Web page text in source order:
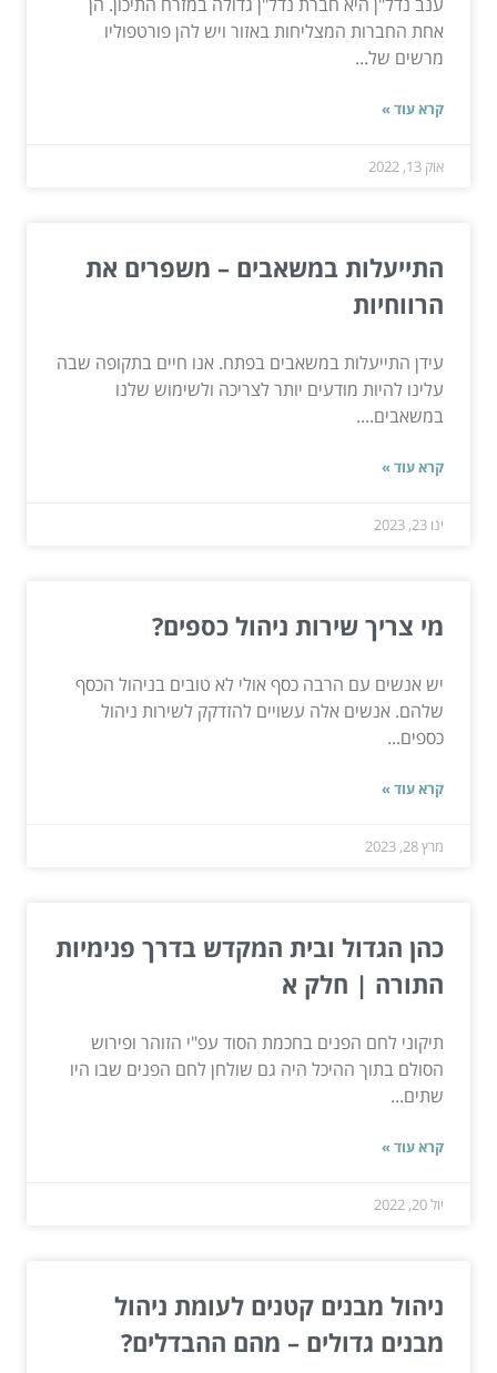
אחת החברות המצליחות באזור ויש להן פורטפוליו
מרשים של...
קרא עוד »
אוק 13, 2022
התייעלות במשאבים – משפרים את
הרווחיות
עידן התייעלות במשאבים בפתח. אנו חיים בתקופה שבה
עלינו להיות מודעים יותר לצריכה ולשימוש שלנו
במשאבים....
קרא עוד »
ינו 23, 2023
מי צריך שירות ניהול כספים?
יש אנשים עם הרבה כסף אולי לא טובים בניהול הכסף
שלהם. אנשים אלה עשויים להזדקק לשירות ניהול
כספים...
קרא עוד »
מרץ 28, 2023
כהן הגדול ובית המקדש בדרך פנימיות
התורה | חלק א
תיקוני לחם הפנים בחכמת הסוד עפ"י הזוהר ופירוש
הסולם בתוך ההיכל היה גם שולחן לחם הפנים שבו היו
שתים...
קרא עוד »
יול 20, 2022
ניהול מבנים קטנים לעומת ניהול
מבנים גדולים – מהם ההבדלים?